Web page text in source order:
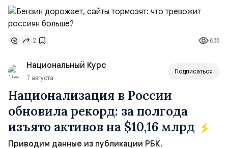
стороны, происходит рост цен на товары первой
необходимости, инфляция и локальные сбои в
поставках бензина. А с другой – технологическая
турбулентность: перебои в работе интернета,
блокировки сайтов, необходимость осваивать VPN и
российские платформы.Что из этого бье...
2 635
Национальный Курс
7 августа
Подписаться
Национализация в России
обновила рекорд: за полгода
изъято активов на $10,16 млрд
Приводим данные из публикации РБК.